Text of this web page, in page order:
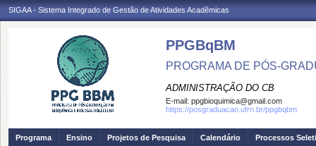
SIGAA - Sistema Integrado de Gestão de Atividades Acadêmicas
PPGBqBM
PROGRAMA DE PÓS-
ADMINISTRAÇÃO DO CB
E-mail: ppgbioquimica@gmail.com
https://posgraduacao.ufrn.br/ppgbqbm
Programa Ensino Projetos de Pesquisa Calendário Processos